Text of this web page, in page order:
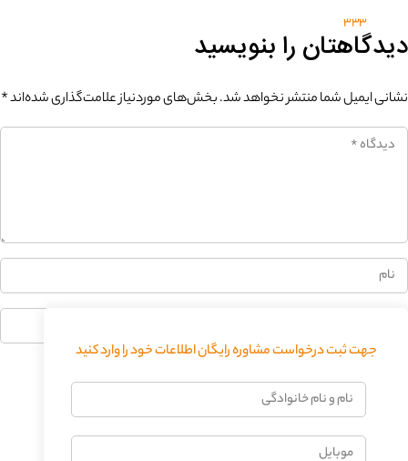
333
دیدگاهتان را بنویسید
نشانی ایمیل شما منتشر نخواهد شد.بخش‌های موردنیاز علامت‌گذاری شده‌اند*
جهت ثبت درخواست مشاوره رایگان اطلاعات خود را وارد کنید
نام
و
خانوادگی
موبایل